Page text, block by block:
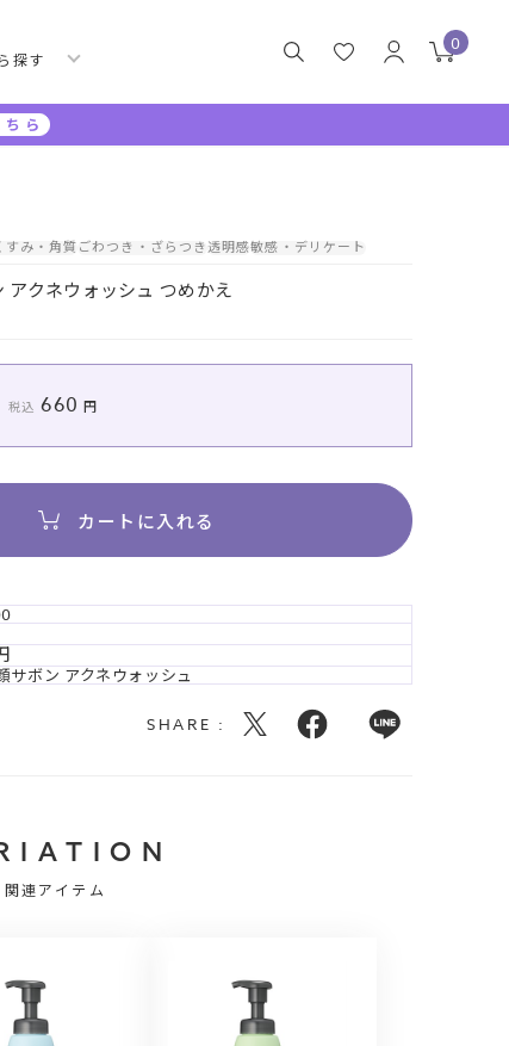
探す
0
ら
すみ・角質ごわつき・ざらつき透明感敏感・デリケート
アクネウォッシュ つめかえ
税込 660
カートに入れる
サボン アクネウォッシュ
SHARE :
関連アイテム